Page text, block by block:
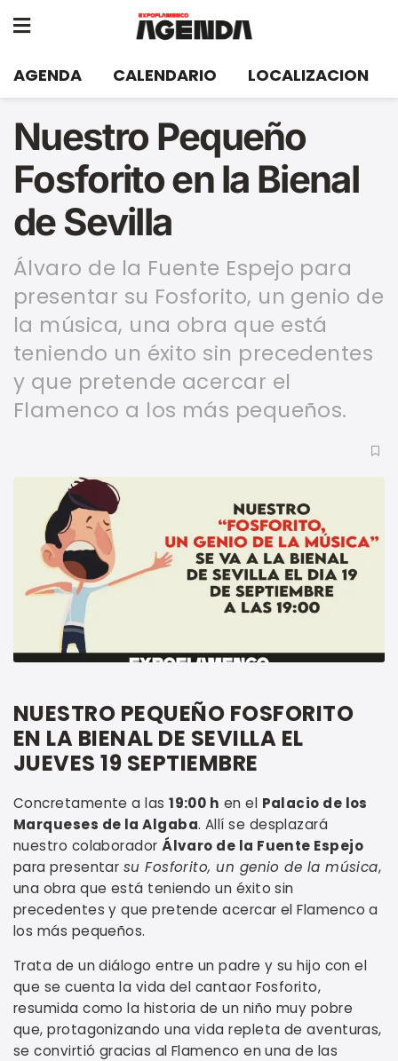
AGENDA CALENDARIO LOCALIZACION
Nuestro Pequeño
Fosforito en la Bienal
de Sevilla
Álvaro de la Fuente Espejo para
presentar su Fosforito, un genio de
la música, una obra que está
teniendo un éxito sin precedentes
y que pretende acercar el
Flamenco a los más pequeños.
NUESTRO PEQUEÑO FOSFORITO
EN LA BIENAL DE SEVILLA EL
JUEVES 19 SEPTIEMBRE
Concretamente a las19:00 h en el Palacio de los
Marqueses de la Algaba. Allí se desplazará
nuestro colaboradorÁlvaro de la Fuente Espejo
para presentar su Fosforito, un genio de la música,
una obra que está teniendo un éxito sin
precedentes y que pretende acercar el Flamenco a
los más pequeños.
Trata de un diálogo entre un padre y su hijo con el
que se cuenta la vida del cantaor Fosforito,
resumida como la historia de un niño muy pobre
que, protagonizando una vida repleta de aventuras,
se convirtió gracias al Flamenco en una de las